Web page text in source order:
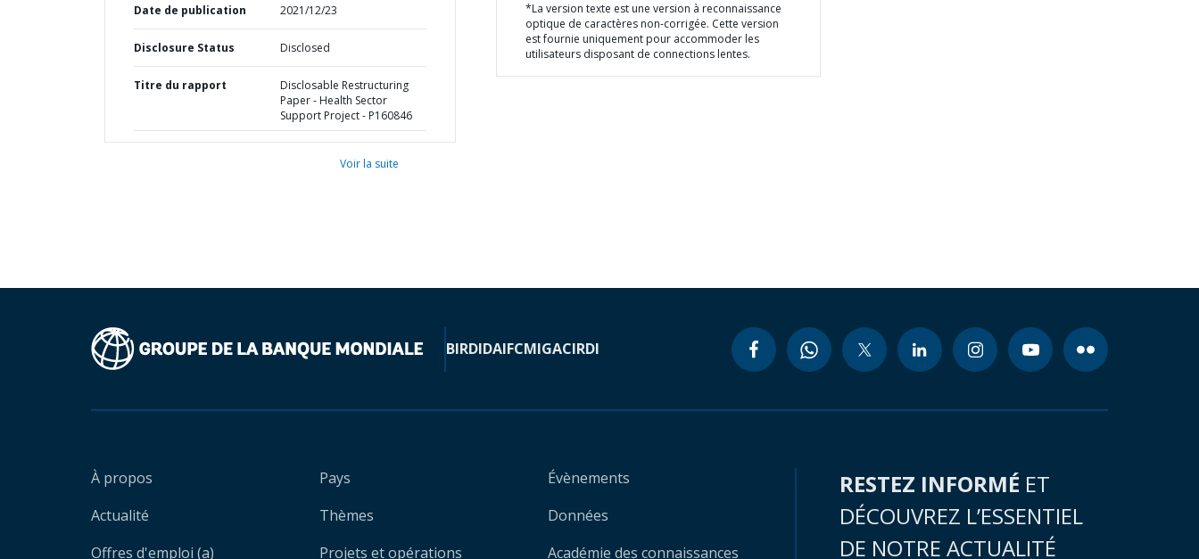
Date de publication 2021/12/23
Disclosure Status Disclosed
Titre du rapport
Disclosable Restructuring
Paper - Health Sector
Support Project - P160846
Voir la suite
*La version texte est une version à reconnaissance
optique de caractères non-corrigée. Cette version
est fournie uniquement pour accommoder les
utilisateurs disposant de connections lentes.
BIRDIDAIFCMIGACIRDI
À propos
Actualité
Offres d'emploi (a)
Pays
Thèmes
Projets et opérations
Évènements
Données
Académie des connaissances
RESTEZ INFORMÉ ET
DÉCOUVREZ L’ESSENTIEL
DE NOTRE ACTUALITÉ